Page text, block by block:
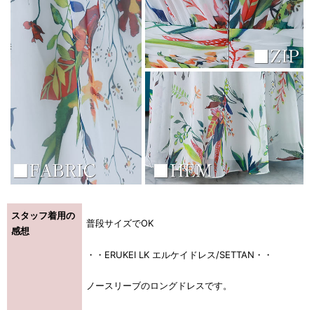
スタッフ着用の
感想
普段サイズでOK
・・ERUKEI LK エルケイドレス/SETTAN・・
ノースリーブのロングドレスです。
立てる一着。